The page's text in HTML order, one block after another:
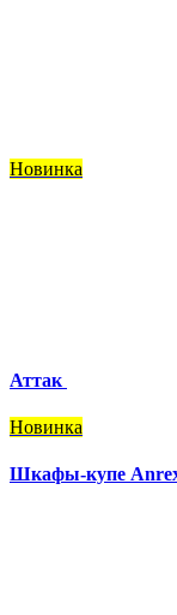
Новинка
Аттак
Новинка
Шкафы-купе